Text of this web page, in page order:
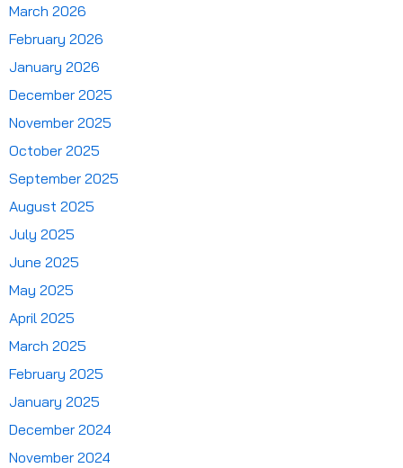
March 2026
February 2026
January 2026
December 2025
November 2025
October 2025
September 2025
August 2025
July 2025
June 2025
May 2025
April 2025
March 2025
February 2025
January 2025
December 2024
November 2024